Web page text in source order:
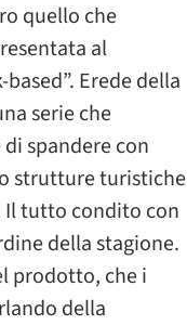
quello che
al
Erede della
serie che
spandere con
strutture turistiche
Il tutto condito con
della stagione.
prodotto, che i
della